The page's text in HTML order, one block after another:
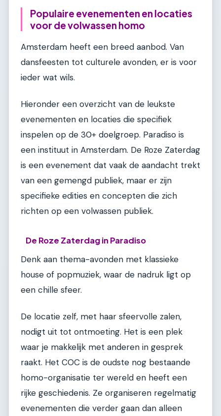
Populaire evenementen en locaties
voor de volwassen homo
Amsterdam heeft een breed aanbod. Van
dansfeesten tot culturele avonden, er is voor
ieder wat wils.
Hieronder een overzicht van de leukste
evenementen en locaties die specifiek
inspelen op de 30+ doelgroep. Paradiso is
een instituut in Amsterdam. De Roze Zaterdag
is een evenement dat vaak de aandacht trekt
van een gemengd publiek, maar er zijn
specifieke edities en concepten die zich
richten op een volwassen publiek.
De Roze Zaterdag in Paradiso
Denk aan thema-avonden met klassieke
house of popmuziek, waar de nadruk ligt op
een chille sfeer.
De locatie zelf, met haar sfeervolle zalen,
nodigt uit tot ontmoeting. Het is een plek
waar je makkelijk met anderen in gesprek
raakt. Het COC is de oudste nog bestaande
homo-organisatie ter wereld en heeft een
rijke geschiedenis. Ze organiseren regelmatig
evenementen die verder gaan dan alleen